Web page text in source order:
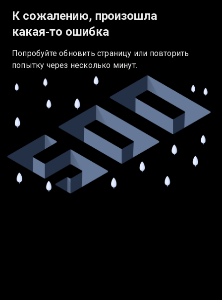
К сожалению, произошла
какая‑то ошибка
Попробуйте обновить страницу или повторить
попытку через несколько минут.